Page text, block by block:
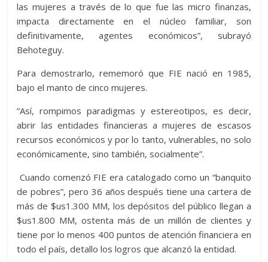
las mujeres a través de lo que fue las micro finanzas,
impacta directamente en el núcleo familiar, son
definitivamente, agentes económicos”, subrayó
Behoteguy.
Para demostrarlo, rememoró que FIE nació en 1985,
bajo el manto de cinco mujeres.
“Así, rompimos paradigmas y estereotipos, es decir,
abrir las entidades financieras a mujeres de escasos
recursos económicos y por lo tanto, vulnerables, no solo
económicamente, sino también, socialmente”.
Cuando comenzó FIE era catalogado como un “banquito
de pobres”, pero 36 años después tiene una cartera de
más de $us1.300 MM, los depósitos del público llegan a
$us1.800 MM, ostenta más de un millón de clientes y
tiene por lo menos 400 puntos de atención financiera en
todo el país, detallo los logros que alcanzó la entidad.